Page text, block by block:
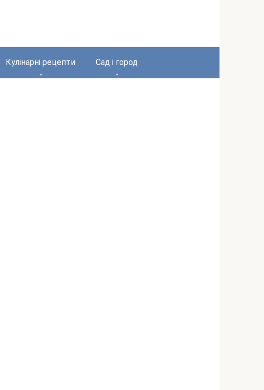
Кулінарні рецепти Сад і город